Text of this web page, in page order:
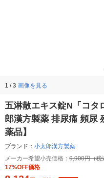
1 / 3 画像を見る
五淋散エキス錠N「コタ
郎漢方製薬 排尿痛 頻尿
薬品】
ブランド： 小太郎漢方製薬
メーカー希望小売価格： 9,900円（税
17%OFF価格